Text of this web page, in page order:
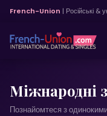
French-Union | Російські &
Міжнародні
Познайомтеся з